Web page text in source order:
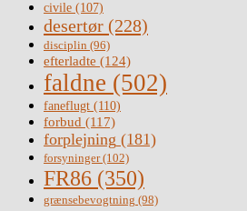
civile (107)
desertør (228)
disciplin (96)
efterladte (124)
faldne (502)
faneflugt (110)
forbud (117)
forplejning (181)
forsyninger(102)
FR86 (350)
grænsebevogtning (98)